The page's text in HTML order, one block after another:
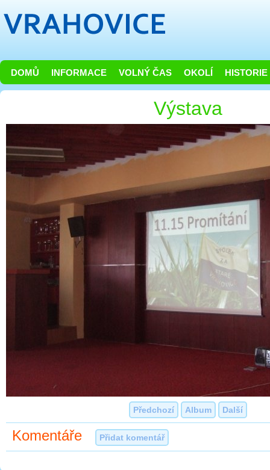
DOMŮ INFORMACE VOLNÝ ČAS OKOLÍ HISTORIE
Výstava
Předchozí Album Další
Komentáře Přidat komentář